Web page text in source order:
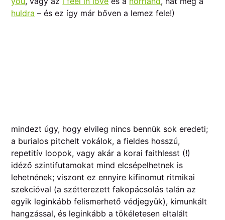
huldra – és ez így már bőven a lemez fele!)
mindezt úgy, hogy elvileg nincs bennük sok eredeti;
a burialos pitchelt vokálok, a fieldes hosszú,
repetitív loopok, vagy akár a korai faithlesst (!)
idéző szintifutamokat mind elcsépelhetnek is
lehetnének; viszont ez ennyire kifinomut ritmikai
szekcióval (a szétterezett fakopácsolás talán az
egyik leginkább felismerhető védjegyük), kimunkált
hangzással, és leginkább a tökéletesen eltalált